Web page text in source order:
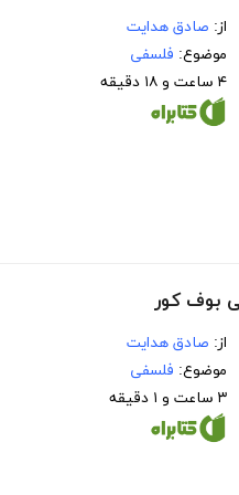
از: صادق هدایت
موضوع: فلسفی
۴ ساعت و ۱۸ دقیقه
بوف کور
از: صادق هدایت
موضوع: فلسفی
۳ ساعت و ۱ دقیقه